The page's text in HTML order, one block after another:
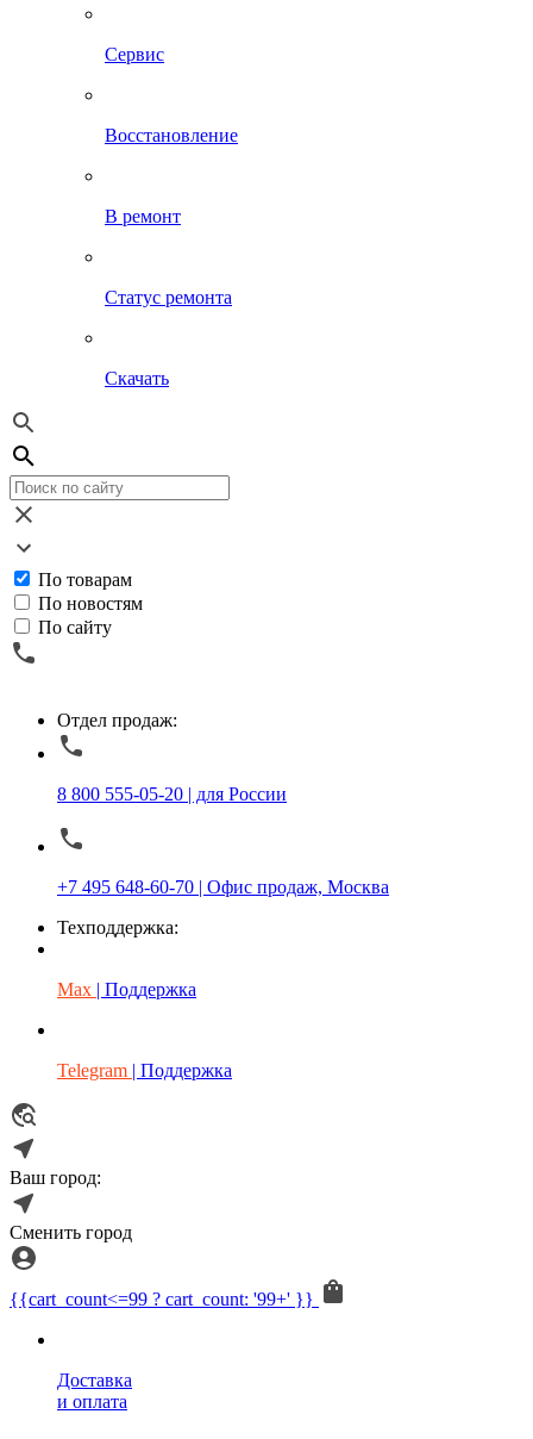
Сервис
Восстановление
В ремонт
Статус ремонта
Скачать
По товарам
По новостям
По сайту
Отдел продаж:
8 800 555-05-20 | для России
+7 495 648-60-70 | Офис продаж, Москва
Техподдержка:
Max | Поддержка
Telegram | Поддержка
Ваш город:
Сменить город
{{cart_count<=99 ? cart_count: '99+' }}
Доставка
и оплата